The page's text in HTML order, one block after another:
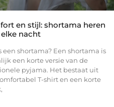
en stijl: shortama heren
nacht
een shortama? Een shortama is
een korte versie van de
pyjama. Het bestaat uit
T-shirt en een korte